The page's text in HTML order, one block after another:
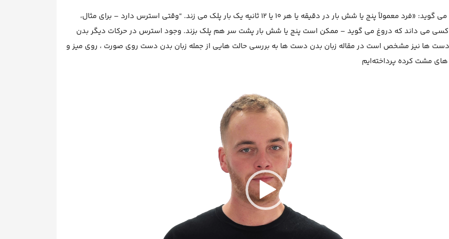
بوتون می گوید: «فرد معمولاً پنج یا شش بار در دقیقه یا هر 10 یا 12 ثانیه یک بار پلک می زند. “وقتی استرس دارد – برای مثال،
می داند که دروغ می گوید – ممکن است پنج یا شش بار پشت سر هم پلک بزند. وجود استرس در حرکات دیگر بدن
دست ها نیز مشخص است در مقاله زبان بدن دست ها به بررسی حالت هایی از جمله زبان بدن دست روی صورت ، روی میز و
مشت کرده پرداخته‌ایم